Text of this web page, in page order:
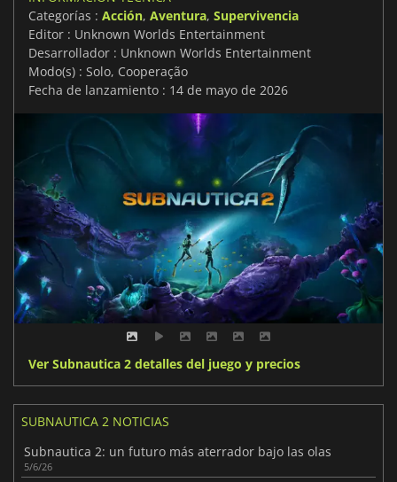
Categorías : Acción, Aventura, Supervivencia
Editor : Unknown Worlds Entertainment
Desarrollador : Unknown Worlds Entertainment
Modo(s) : Solo, Cooperação
Fecha de lanzamiento : 14 de mayo de 2026
Ver Subnautica 2 detalles del juego y precios
SUBNAUTICA 2 NOTICIAS
Subnautica 2: un futuro más aterrador bajo las olas
5/6/26